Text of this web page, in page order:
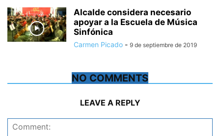
Alcalde considera necesario
apoyar a la Escuela de Música
Sinfónica
Carmen Picado - 9 de septiembre de 2019
NO COMMENTS
LEAVE A REPLY